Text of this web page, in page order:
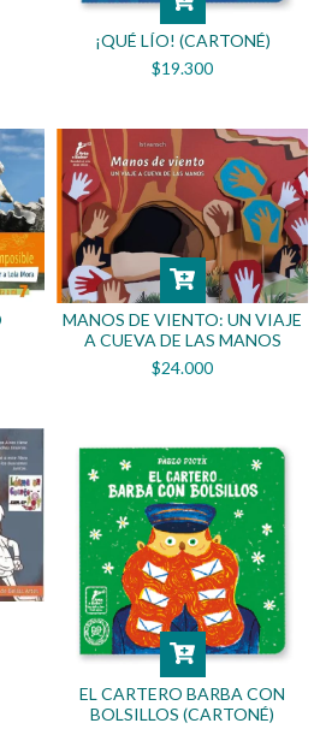
¡QUÉ LÍO! (CARTONÉ)
$19.300
MANOS DE VIENTO: UN VIAJE
A CUEVA DE LAS MANOS
$24.000
EL CARTERO BARBA CON
BOLSILLOS (CARTONÉ)